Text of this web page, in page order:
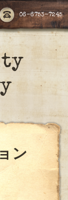
06-6753-7245
ン